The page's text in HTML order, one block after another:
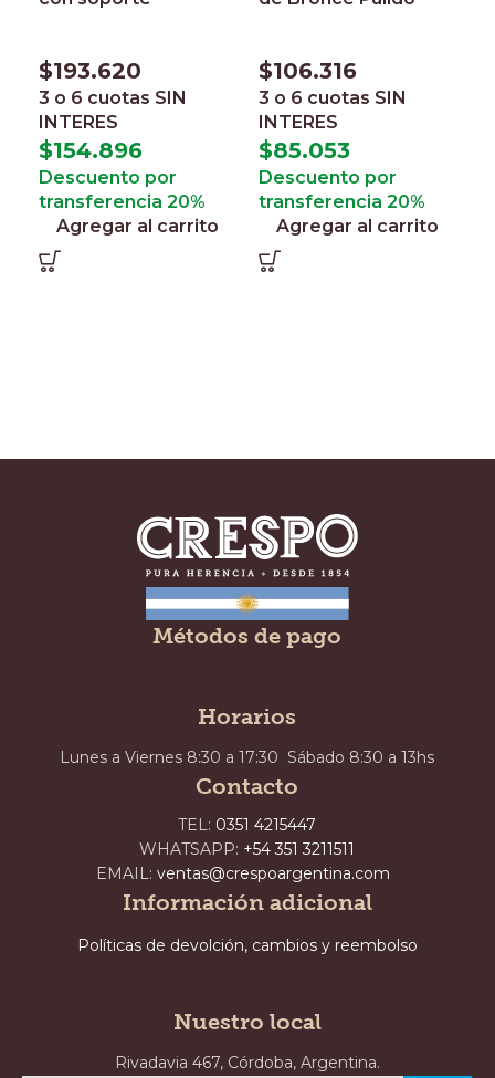
$193.620
3 o 6 cuotas SIN
INTERES
$154.896
Descuento por
transferencia 20%
Agregar al carrito
$106.316
3 o 6 cuotas SIN
INTERES
$85.053
Descuento por
transferencia 20%
Agregar al carrito
Horarios
Lunes a Viernes 8:30 a 17:30 Sábado 8:30 a 13hs
Contacto
TEL: 0351 4215447
WHATSAPP: +54 351 3211511
EMAIL: ventas@crespoargentina.com
Información adicional
Políticas de devolción, cambios y reembolso
Métodos de pago
Nuestro local
Rivadavia 467, Córdoba, Argentina.